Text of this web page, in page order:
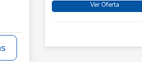
Ver Oferta